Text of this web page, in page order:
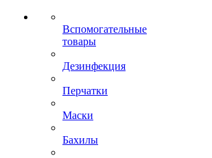
Вспомогательные
товары
Дезинфекция
Перчатки
Маски
Бахилы